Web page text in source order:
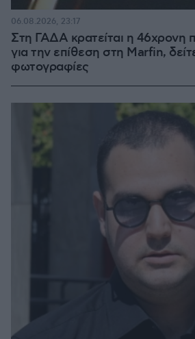
Στη ΓΑΔΑ κρατείται η 46χρονη
για την επίθεση στη Marfin,
φωτογραφίες
06.08.2026, 23:17